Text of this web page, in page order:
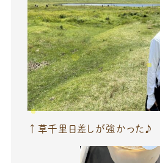
↑草千里日差しが強かった♪